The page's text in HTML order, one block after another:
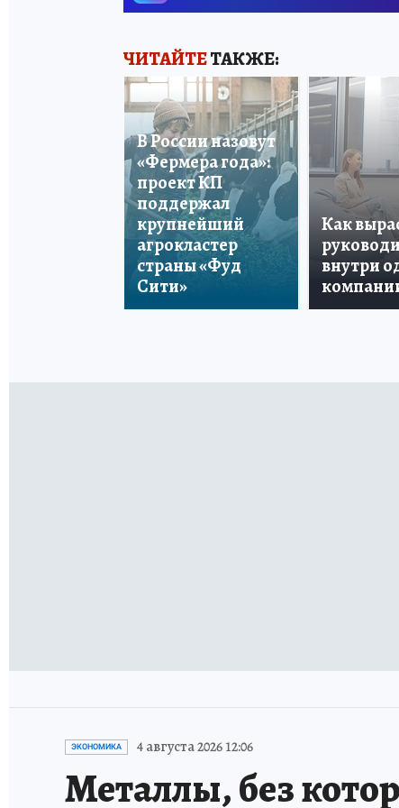
ЧИТАЙТЕТАКЖЕ:
В России назовут
«Фермера года»:
проект КП
поддержал
крупнейший
агрокластер
страны «Фуд
Сити»
Как
внутри
ЭКОНОМИКА 4 августа 2026 12:06
Металлы, без